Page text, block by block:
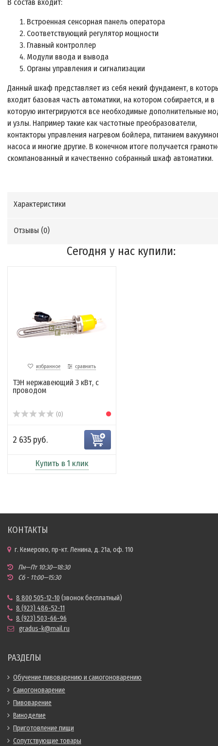
В состав входит:
Встроенная сенсорная панель оператора
Соответствующий регулятор мощности
Главный контроллер
Модули ввода и вывода
Органы управления и сигнализации
Данный шкаф представляет из себя некий фундамент, в
входит базовая часть автоматики, на котором собирается, и в
которую интегрируются все необходимые дополнительные
и узлы. Например такие как частотные преобразователи,
контакторы управления нагревом бойлера, питанием
насоса и многие другие. В конечном итоге получается
скомпанованный и качественно собранный шкаф автоматики.
Характеристики
Отзывы (0)
Сегодня у нас купили:
избранное сравнить
ТЭН нержавеющий 3 кВт, с
проводом
(0)
2 635 руб.
Купить в 1 клик
КОНТАКТЫ
г. Кемерово, пр-кт. Ленина, д. 21а, оф. 110
Пн—Пт 10:30—18:30
Сб - 11:00—15:30
8 800 505-12-10 (звонок бесплатный)
8 (923) 486-52-11
8 (923) 503-66-96
gradus-k@mail.ru
РАЗДЕЛЫ
Обучение пивоварению и самогоноварению
Самогоноварение
Пивоварение
Виноделие
Приготовление пищи
Сопутствующие товары